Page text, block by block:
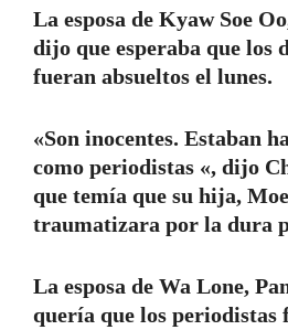
La esposa de Kyaw Soe
dijo que esperaba que los
fueran absueltos el lunes.
«Son inocentes. Estaban
como periodistas «, dijo
que temía que su hija,
traumatizara por la dura
La esposa de Wa Lone,
quería que los periodistas